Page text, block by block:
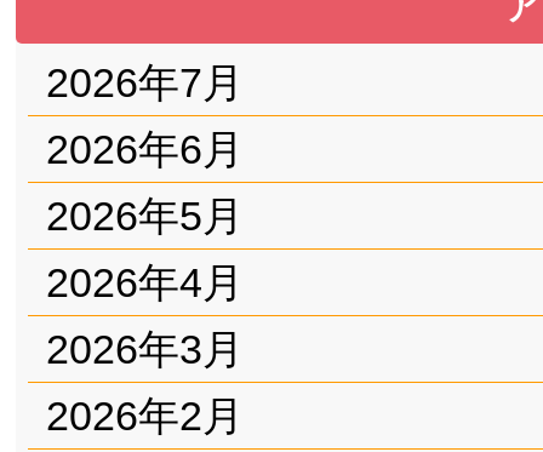
2026年7月
2026年6月
2026年5月
2026年4月
2026年3月
2026年2月